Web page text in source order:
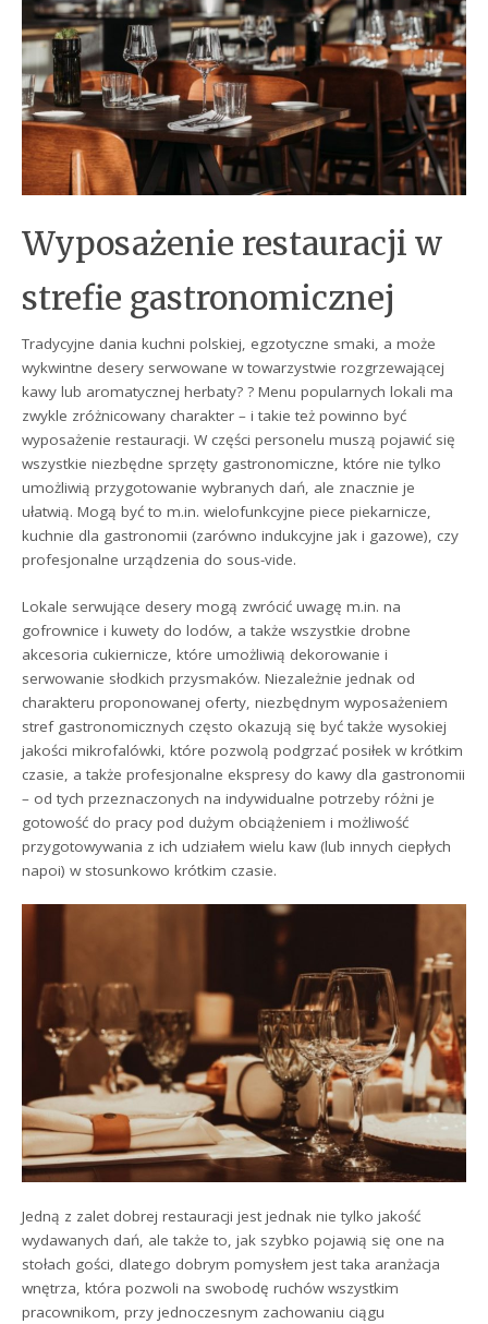
Wyposażenie restauracji w
strefie gastronomicznej
Tradycyjne dania kuchni polskiej, egzotyczne smaki, a może
wykwintne desery serwowane w towarzystwie rozgrzewającej
kawy lub aromatycznej herbaty? ? Menu popularnych lokali ma
zwykle zróżnicowany charakter – i takie też powinno być
wyposażenie restauracji. W części personelu muszą pojawić się
wszystkie niezbędne sprzęty gastronomiczne, które nie tylko
umożliwią przygotowanie wybranych dań, ale znacznie je
ułatwią. Mogą być to m.in. wielofunkcyjne piece piekarnicze,
kuchnie dla gastronomii (zarówno indukcyjne jak i gazowe), czy
profesjonalne urządzenia do sous-vide.
Lokale serwujące desery mogą zwrócić uwagę m.in. na
gofrownice i kuwety do lodów, a także wszystkie drobne
akcesoria cukiernicze, które umożliwią dekorowanie i
serwowanie słodkich przysmaków. Niezależnie jednak od
charakteru proponowanej oferty, niezbędnym wyposażeniem
stref gastronomicznych często okazują się być także wysokiej
jakości mikrofalówki, które pozwolą podgrzać posiłek w krótkim
czasie, a także profesjonalne ekspresy do kawy dla gastronomii
– od tych przeznaczonych na indywidualne potrzeby różni je
gotowość do pracy pod dużym obciążeniem i możliwość
przygotowywania z ich udziałem wielu kaw (lub innych ciepłych
napoi) w stosunkowo krótkim czasie.
Jedną z zalet dobrej restauracji jest jednak nie tylko jakość
wydawanych dań, ale także to, jak szybko pojawią się one na
stołach gości, dlatego dobrym pomysłem jest taka aranżacja
wnętrza, która pozwoli na swobodę ruchów wszystkim
pracownikom, przy jednoczesnym zachowaniu ciągu